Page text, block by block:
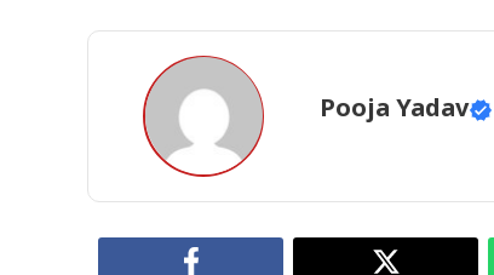
Pooja Yadav